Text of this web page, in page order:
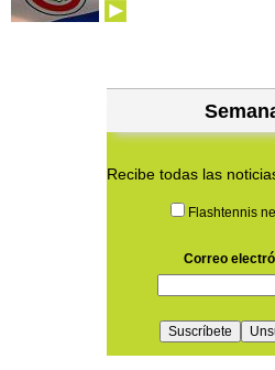
Recibe todas las
Flashtennis
Correo